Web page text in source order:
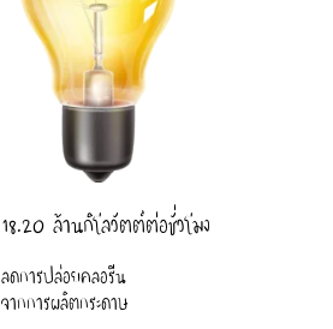
18.20 ล้านกิโลวัตต์ต่อชั่วโมง
ลดการปล่อยคลอรีน
จากการผลิตกระดาษ